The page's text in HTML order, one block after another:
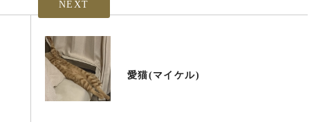
NEXT
愛猫(マイケル)